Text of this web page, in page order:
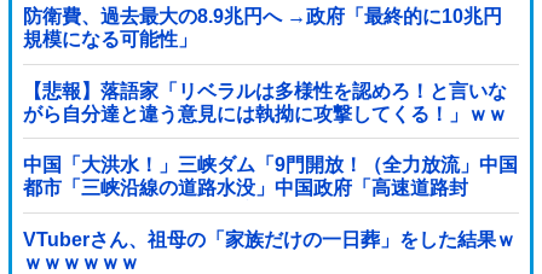
防衛費、過去最大の8.9兆円へ →政府「最終的に10兆円
規模になる可能性」
【悲報】落語家「リベラルは多様性を認めろ！と言いな
がら自分達と違う意見には執拗に攻撃してくる！」ｗｗ
ｗｗｗｗｗｗｗｗｗｗｗｗ
中国「大洪水！」三峡ダム「9門開放！（全力放流」中国
都市「三峡沿線の道路水没」中国政府「高速道路封
鎖！」中国ダム「緊急放流に合わせて開門（土砂崩れ発
生」→
VTuberさん、祖母の「家族だけの一日葬」をした結果ｗ
ｗｗｗｗｗｗ